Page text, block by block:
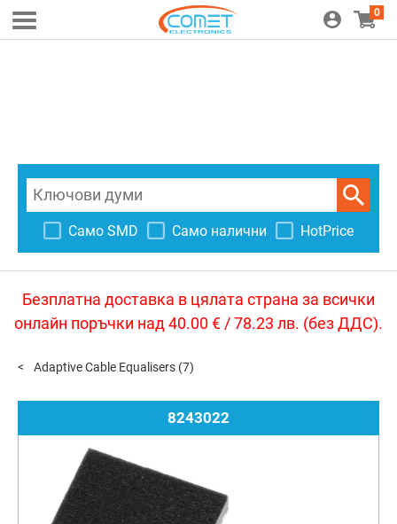
0
Само SMD Само налични HotPrice
Безплатна доставка в цялата страна за всички
онлайн поръчки над 40.00 € / 78.23 лв. (без ДДС).
Adaptive Cable Equalisers (7)
8243022